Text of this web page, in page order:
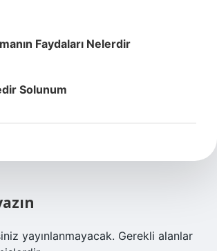
Faydaları Nelerdir
Solunum
yayınlanmayacak. Gerekli alanlar